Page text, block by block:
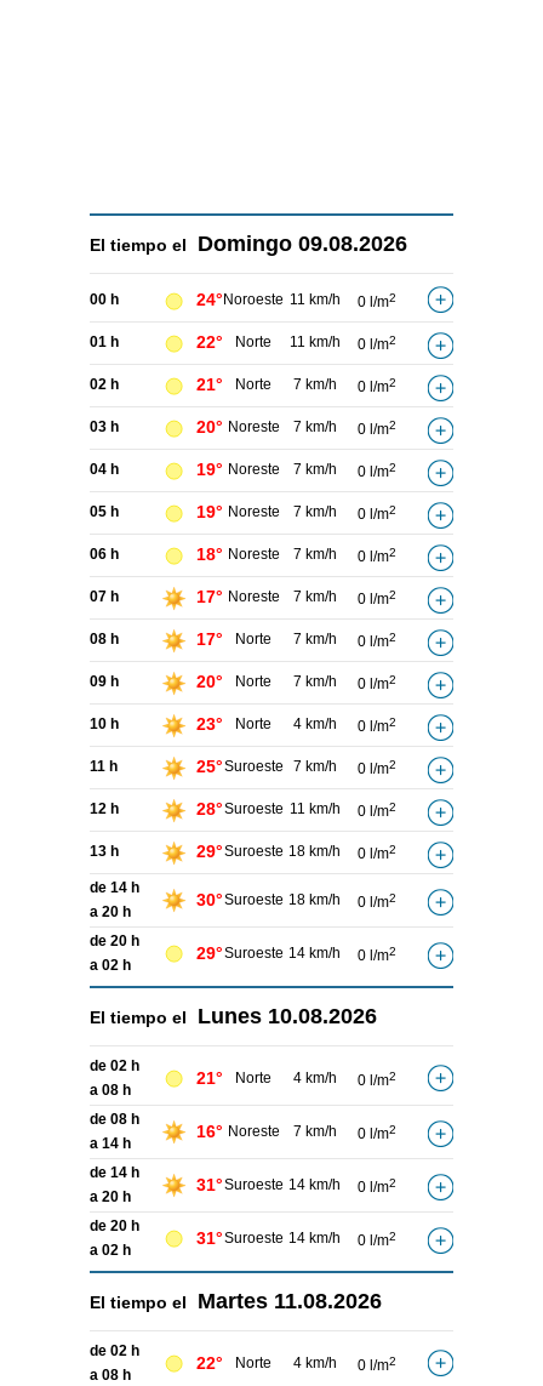
El tiempo el Domingo 09.08.2026
00 h 24° Noroeste 11 km/h 0 l/m2
01 h 22° Norte 11 km/h 0 l/m2
02 h 21° Norte 7 km/h 0 l/m2
03 h 20° Noreste 7 km/h 0 l/m2
04 h 19° Noreste 7 km/h 0 l/m2
05 h 19° Noreste 7 km/h 0 l/m2
06 h 18° Noreste 7 km/h 0 l/m2
07 h 17° Noreste 7 km/h 0 l/m2
08 h 17° Norte 7 km/h 0 l/m2
09 h 20° Norte 7 km/h 0 l/m2
10 h 23° Norte 4 km/h 0 l/m2
11 h 25°Suroeste 7 km/h 0 l/m2
12 h 28°Suroeste 11 km/h 0 l/m2
13 h 29°Suroeste 18 km/h 0 l/m2
de 14 h
a 20 h
30°Suroeste 18 km/h 0 l/m2
de 20 h
a 02 h
29°Suroeste 14 km/h 0 l/m2
El tiempo el Lunes 10.08.2026
de 02 h
a 08 h
21° Norte 4 km/h 0 l/m2
de 08 h
a 14 h
16° Noreste 7 km/h 0 l/m2
de 14 h
a 20 h
31°Suroeste 14 km/h 0 l/m2
de 20 h
a 02 h
31°Suroeste 14 km/h 0 l/m2
El tiempo el Martes 11.08.2026
de 02 h
a 08 h
22° Norte 4 km/h 0 l/m2